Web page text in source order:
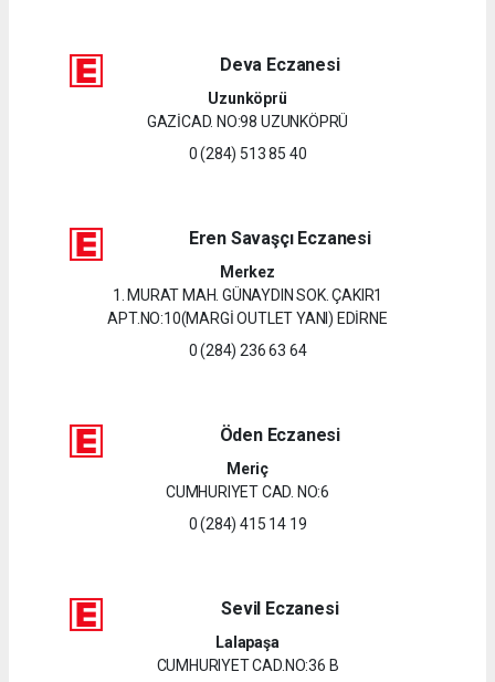
Deva Eczanesi
Uzunköprü
GAZİCAD. NO:98 UZUNKÖPRÜ
0 (284) 513 85 40
Eren Savaşçı Eczanesi
Merkez
1. MURAT MAH. GÜNAYDIN SOK. ÇAKIR1
APT.NO:10(MARGİ OUTLET YANI) EDİRNE
0 (284) 236 63 64
Öden Eczanesi
Meriç
CUMHURIYET CAD. NO:6
0 (284) 415 14 19
Sevil Eczanesi
Lalapaşa
CUMHURIYET CAD.NO:36 B